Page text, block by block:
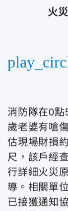
火
消防隊在0
歲老婆有嗆
估現場財損
尺，該戶經
行詳細火災
導。相關單
已接獲通知